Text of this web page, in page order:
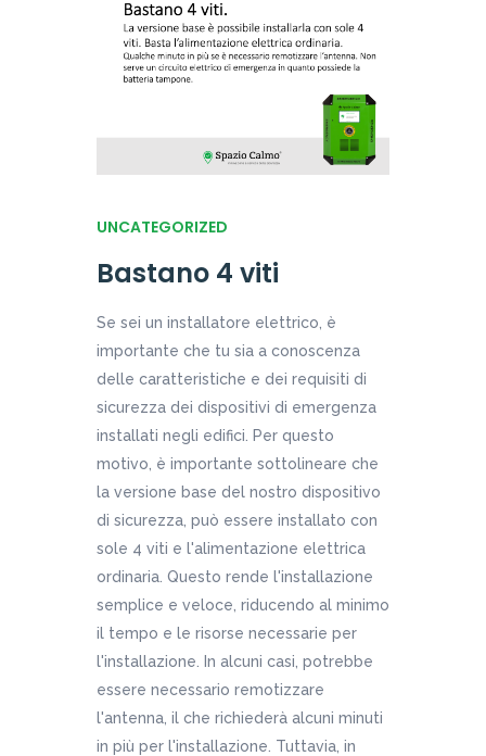
UNCATEGORIZED
Bastano 4 viti
Se sei un installatore elettrico, è
importante che tu sia a conoscenza
delle caratteristiche e dei requisiti di
sicurezza dei dispositivi di emergenza
installati negli edifici. Per questo
motivo, è importante sottolineare che
la versione base del nostro dispositivo
di sicurezza, può essere installato con
sole 4 viti e l'alimentazione elettrica
ordinaria. Questo rende l'installazione
semplice e veloce, riducendo al minimo
il tempo e le risorse necessarie per
l'installazione. In alcuni casi, potrebbe
essere necessario remotizzare
l'antenna, il che richiederà alcuni minuti
in più per l'installazione. Tuttavia, in